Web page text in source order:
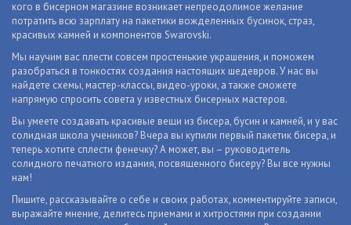
кого в бисерном магазине возникает непреодолимое желание
потратить всю зарплату на пакетики вожделенных бусинок, страз,
красивых камней и компонентов Swarovski.
Мы научим вас плести совсем простенькие украшения, и поможем
разобраться в тонкостях создания настоящих шедевров. У нас вы
найдете схемы, мастер-классы, видео-уроки, а также сможете
напрямую спросить совета у известных бисерных мастеров.
Вы умеете создавать красивые вещи из бисера, бусин и камней, и у вас
солидная школа учеников? Вчера вы купили первый пакетик бисера, и
теперь хотите сплести фенечку? А может, вы – руководитель
солидного печатного издания, посвященного бисеру? Вы все нужны
нам!
Пишите, рассказывайте о себе и своих работах, комментируйте записи,
выражайте мнение, делитесь приемами и хитростями при создании